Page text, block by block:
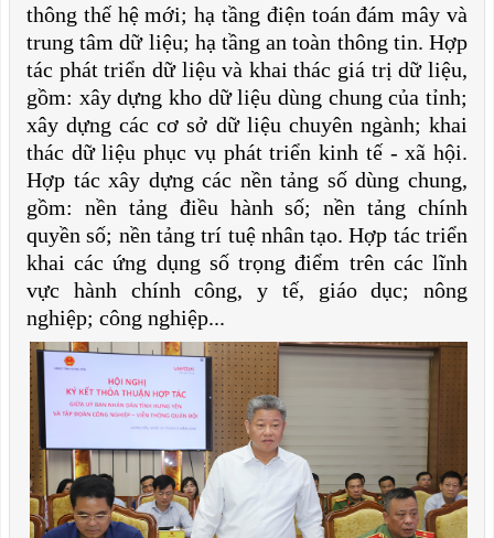
thông thế hệ mới; hạ tầng điện toán đám mây và
trung tâm dữ liệu; hạ tầng an toàn thông tin. Hợp
tác phát triển dữ liệu và khai thác giá trị dữ liệu,
gồm: xây dựng kho dữ liệu dùng chung của tỉnh;
xây dựng các cơ sở dữ liệu chuyên ngành; khai
thác dữ liệu phục vụ phát triển kinh tế - xã hội.
Hợp tác xây dựng các nền tảng số dùng chung,
gồm: nền tảng điều hành số; nền tảng chính
quyền số; nền tảng trí tuệ nhân tạo. Hợp tác triển
khai các ứng dụng số trọng điểm trên các lĩnh
vực hành chính công, y tế, giáo dục; nông
nghiệp; công nghiệp...